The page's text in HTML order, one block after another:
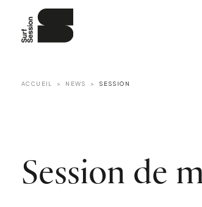
ACCUEIL NEWS SESSION
Session de